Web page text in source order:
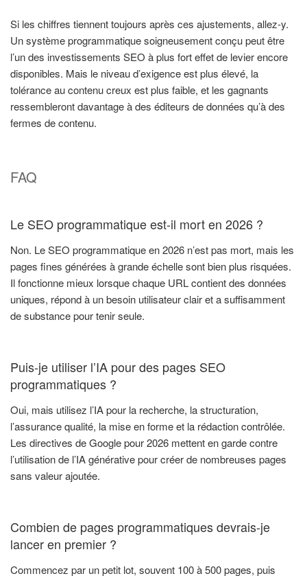
Si les chiffres tiennent toujours après ces ajustements, allez-y.
Un système programmatique soigneusement conçu peut être
l’un des investissements SEO à plus fort effet de levier encore
disponibles. Mais le niveau d’exigence est plus élevé, la
tolérance au contenu creux est plus faible, et les gagnants
ressembleront davantage à des éditeurs de données qu’à des
fermes de contenu.
FAQ
Le SEO programmatique est-il mort en 2026 ?
Non. Le SEO programmatique en 2026 n’est pas mort, mais les
pages fines générées à grande échelle sont bien plus risquées.
Il fonctionne mieux lorsque chaque URL contient des données
uniques, répond à un besoin utilisateur clair et a suffisamment
de substance pour tenir seule.
Puis-je utiliser l’IA pour des pages SEO
programmatiques ?
Oui, mais utilisez l’IA pour la recherche, la structuration,
l’assurance qualité, la mise en forme et la rédaction contrôlée.
Les directives de Google pour 2026 mettent en garde contre
l’utilisation de l’IA générative pour créer de nombreuses pages
sans valeur ajoutée.
Combien de pages programmatiques devrais-je
lancer en premier ?
Commencez par un petit lot, souvent 100 à 500 pages, puis